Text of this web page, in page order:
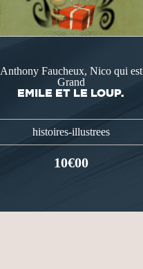
Anthony Faucheux, Nico qui est
Grand
EMILE ET LE LOUP.
histoires-illustrees
10€00